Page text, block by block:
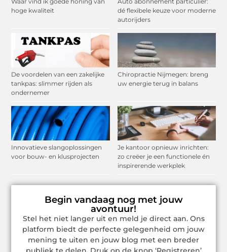
hoge kwaliteit
dé flexibele keuze voor moderne
autorijders
De voordelen van een zakelijke
tankpas: slimmer rijden als
ondernemer
Chiropractie Nijmegen: breng
uw energie terug in balans
Innovatieve slangoplossingen
voor bouw- en klusprojecten
Je kantoor opnieuw inrichten:
zo creëer je een functionele én
inspirerende werkplek
Begin vandaag nog met jouw
avontuur!
Stel het niet langer uit en meld je direct aan. Ons
platform biedt de perfecte gelegenheid om jouw
mening te uiten en jouw blog met een breder